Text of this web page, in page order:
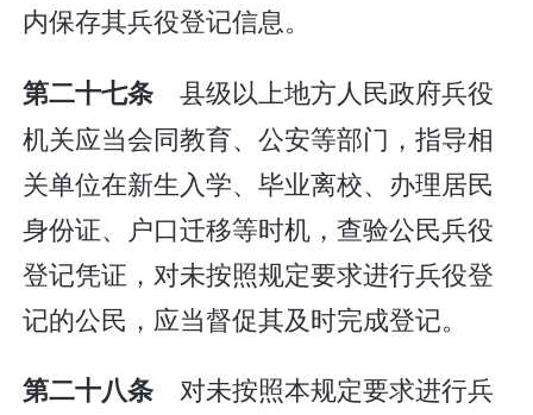
内保存其兵役登记信息。
第二十七条县级以上地方人民政府兵役
机关应当会同教育、公安等部门，指导相
关单位在新生入学、毕业离校、办理居民
身份证、户口迁移等时机，查验公民兵役
登记凭证，对未按照规定要求进行兵役登
记的公民，应当督促其及时完成登记。
第二十八条对未按照本规定要求进行兵